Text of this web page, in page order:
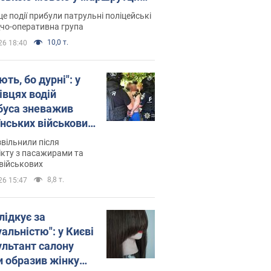
склала адмінпротокол.
події прибули патрульні поліцейські
оперативна група
18:40 10,0 т.
бо дурні": у
водій
зневажив
військових
Відео
після
з пасажирами та
15:47 8,8 т.
за
у Києві
салону
образив жінку